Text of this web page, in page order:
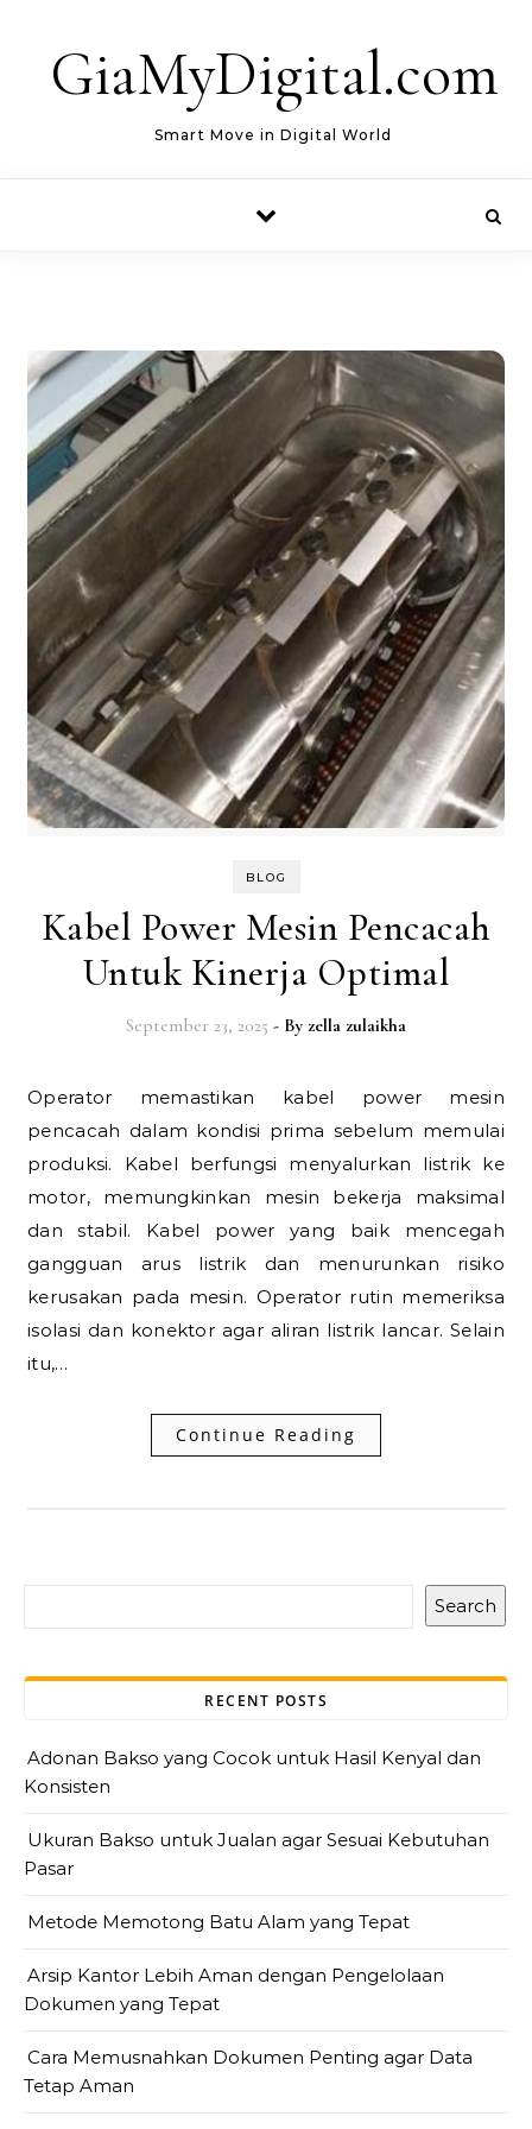
GiaMyDigital.com
Smart Move in Digital World
BLOG
Kabel Power Mesin Pencacah
Untuk Kinerja Optimal
September 23, 2025 - By zella zulaikha
Operator memastikan kabel power mesin
pencacah dalam kondisi prima sebelum memulai
produksi. Kabel berfungsi menyalurkan listrik ke
motor, memungkinkan mesin bekerja maksimal
dan stabil. Kabel power yang baik mencegah
gangguan arus listrik dan menurunkan risiko
kerusakan pada mesin. Operator rutin memeriksa
isolasi dan konektor agar aliran listrik lancar. Selain
itu,…
Continue Reading
Search
RECENT POSTS
Adonan Bakso yang Cocok untuk Hasil Kenyal dan
Konsisten
Ukuran Bakso untuk Jualan agar Sesuai Kebutuhan
Pasar
Metode Memotong Batu Alam yang Tepat
Arsip Kantor Lebih Aman dengan Pengelolaan
Dokumen yang Tepat
Cara Memusnahkan Dokumen Penting agar Data
Tetap Aman